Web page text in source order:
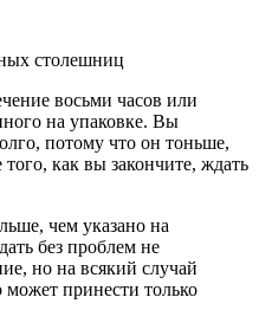
восьми часов или
на упаковке. Вы
потому что он тоньше,
как вы закончите, ждать
чем указано на
без проблем не
но на всякий случай
может принести только